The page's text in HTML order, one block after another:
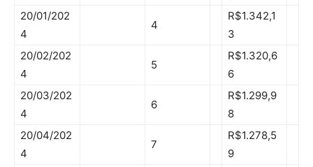
20/01/202
4
4
R$1.342,1
3
20/02/202
4
5
R$1.320,6
6
20/03/202
4
6
R$1.299,9
8
20/04/202
4
7
R$1.278,5
9